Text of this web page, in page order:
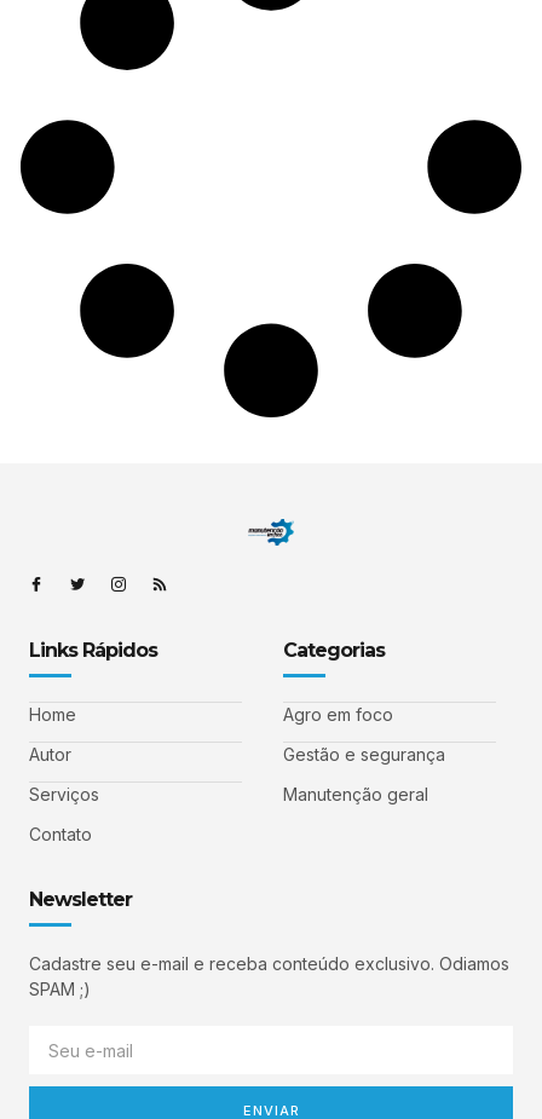
Links Rápidos
Home
Autor
Serviços
Contato
Categorias
Agro em foco
Gestão e segurança
Manutenção geral
Newsletter
Cadastre seu e-mail e receba conteúdo exclusivo. Odiamos
SPAM ;)
ENVIAR